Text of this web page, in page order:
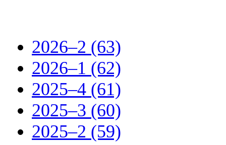
2026–2 (63)
2026–1 (62)
2025–4 (61)
2025–3 (60)
2025–2 (59)